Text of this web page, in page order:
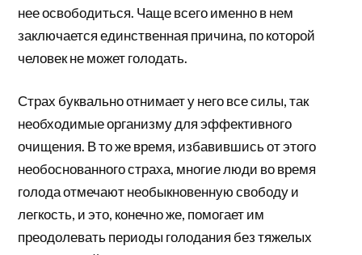
нее освободиться. Чаще всего именно в нем
заключается единственная причина, по которой
человек не может голодать.
Страх буквально отнимает у него все силы, так
необходимые организму для эффективного
очищения. В то же время, избавившись от этого
необоснованного страха, многие люди во время
голода отмечают необыкновенную свободу и
легкость, и это, конечно же, помогает им
преодолевать периоды голодания без тяжелых